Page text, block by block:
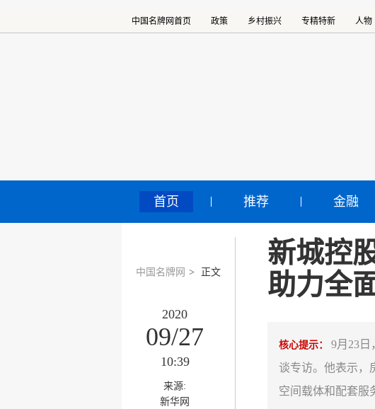
中国名牌网首页 政策 乡村振兴 专精特新 人物
首页 推荐 金融
中国名牌网 > 正文
2020
09/27
10:39
来源:
新华网
新城控
助力全
核心提示： 9月23日
谈专访。他表示，
空间载体和配套服